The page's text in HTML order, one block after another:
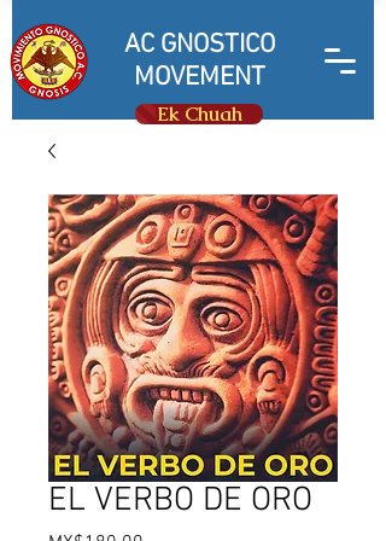
AC GNOSTICO
MOVEMENT
Ek Chuah
EL VERBO DE ORO